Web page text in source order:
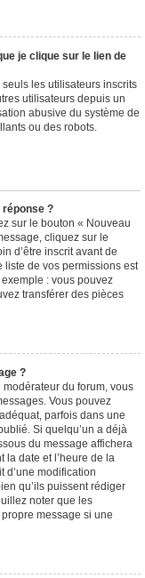
je clique sur le lien de
les utilisateurs inscrits
utilisateurs depuis un
abusive du système de
ou des robots.
réponse ?
sur le bouton « Nouveau
cliquez sur le
d’être inscrit avant de
liste de vos permissions est
: vous pouvez
transférer des pièces
?
du forum, vous
Vous pouvez
parfois dans une
Si quelqu’un a déjà
du message affichera
la date et l’heure de la
d’une modification
qu’ils puissent rédiger
noter que les
message si une